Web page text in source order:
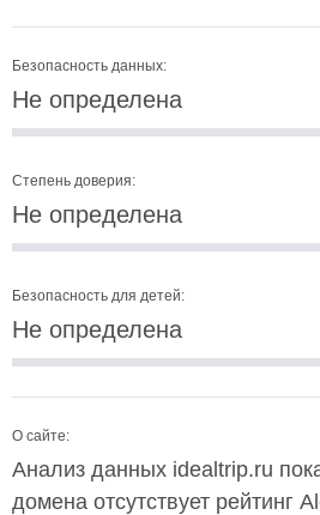
Безопасность данных:
Не определена
Степень доверия:
Не определена
Безопасность для детей:
Не определена
О сайте:
Анализ данных idealtrip.ru
домена отсутствует рейтинг